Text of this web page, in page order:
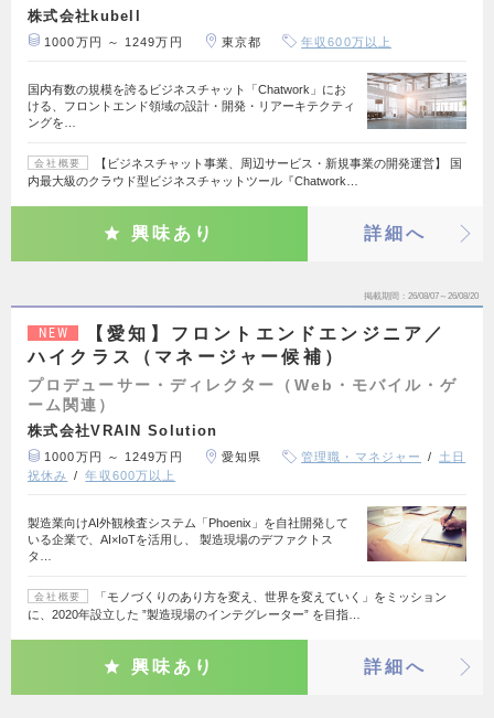
株式会社kubell
1000万円 ～ 1249万円 東京都 年収600万以上
国内有数の規模を誇るビジネスチャット「Chatwork」にお
ける、フロントエンド領域の設計・開発・リアーキテクティ
ングを…
会社概要
【ビジネスチャット事業、周辺サービス・新規事業の開発運営】 国
内最大級のクラウド型ビジネスチャットツール『Chatwork…
興味あり 詳細へ
掲載期間 26/08/07～26/08/20
NEW
【愛知】フロントエンドエンジニア／
ハイクラス（マネージャー候補）
プロデューサー・ディレクター（Web・モバイル・ゲ
ーム関連）
株式会社VRAIN Solution
1000万円 ～ 1249万円 愛知県 管理職・マネジャー
土日
祝休み
年収600万以上
製造業向けAI外観検査システム「Phoenix」を自社開発して
いる企業で、AI×IoTを活用し、 製造現場のデファクトス
タ…
会社概要
「モノづくりのあり方を変え、世界を変えていく」をミッション
に、2020年設立した ”製造現場のインテグレーター” を目指…
興味あり 詳細へ